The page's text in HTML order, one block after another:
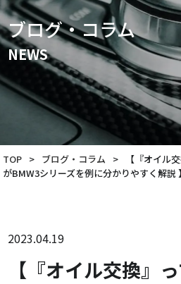
ブログ・コラム
NEWS
TOP > ブログ・コラム >
【『オイル
がBMW3シリーズを例に分かりやすく解
2023.04.19
【『オイル交換』